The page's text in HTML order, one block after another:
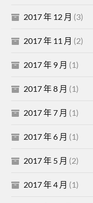
2017 年 12 月 (3)
2017 年 11 月 (2)
2017 年 9 月 (1)
2017 年 8 月 (1)
2017 年 7 月 (1)
2017 年 6 月 (1)
2017 年 5 月 (2)
2017 年 4 月 (1)